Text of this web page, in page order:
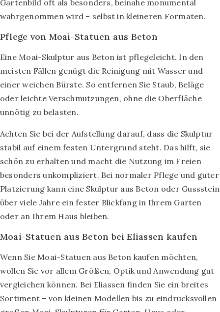
Gartenbild oft als besonders, beinahe monumental
wahrgenommen wird – selbst in kleineren Formaten.
Pflege von Moai-Statuen aus Beton
Eine Moai-Skulptur aus Beton ist pflegeleicht. In den
meisten Fällen genügt die Reinigung mit Wasser und
einer weichen Bürste. So entfernen Sie Staub, Beläge
oder leichte Verschmutzungen, ohne die Oberfläche
unnötig zu belasten.
Achten Sie bei der Aufstellung darauf, dass die Skulptur
stabil auf einem festen Untergrund steht. Das hilft, sie
schön zu erhalten und macht die Nutzung im Freien
besonders unkompliziert. Bei normaler Pflege und guter
Platzierung kann eine Skulptur aus Beton oder Gussstein
über viele Jahre ein fester Blickfang in Ihrem Garten
oder an Ihrem Haus bleiben.
Moai-Statuen aus Beton bei Eliassen kaufen
Wenn Sie Moai-Statuen aus Beton kaufen möchten,
wollen Sie vor allem Größen, Optik und Anwendung gut
vergleichen können. Bei Eliassen finden Sie ein breites
Sortiment – von kleinen Modellen bis zu eindrucksvollen